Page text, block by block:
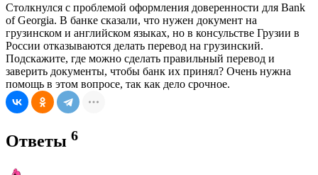
Столкнулся с проблемой оформления доверенности для Bank
of Georgia. В банке сказали, что нужен документ на
грузинском и английском языках, но в консульстве Грузии в
России отказываются делать перевод на грузинский.
Подскажите, где можно сделать правильный перевод и
заверить документы, чтобы банк их принял? Очень нужна
помощь в этом вопросе, так как дело срочное.
Ответы 6